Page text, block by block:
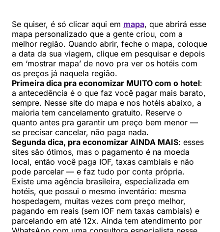
Se quiser, é só clicar aqui em mapa, que abrirá esse
mapa personalizado que a gente criou, com a
melhor região. Quando abrir, feche o mapa, coloque
a data da sua viagem, clique em pesquisar e depois
em ‘mostrar mapa’ de novo pra ver os hotéis com
os preços já naquela região.
Primeira dica pra economizar MUITO com o hotel:
a antecedência é o que faz você pagar mais barato,
sempre. Nesse site do mapa e nos hotéis abaixo, a
maioria tem cancelamento gratuito. Reserve o
quanto antes pra garantir um preço bem menor —
se precisar cancelar, não paga nada.
Segunda dica, pra economizar AINDA MAIS: esses
sites são ótimos, mas o pagamento é na moeda
local, então você paga IOF, taxas cambiais e não
pode parcelar — e faz tudo por conta própria.
Existe uma agência brasileira, especializada em
hotéis, que possui o mesmo inventário: mesma
hospedagem, muitas vezes com preço melhor,
pagando em reais (sem IOF nem taxas cambiais) e
parcelando em até 12x. Ainda tem atendimento por